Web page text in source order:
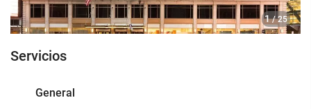
1 / 25
Servicios
General